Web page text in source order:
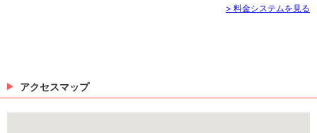
> 料金システムを見る
アクセスマップ